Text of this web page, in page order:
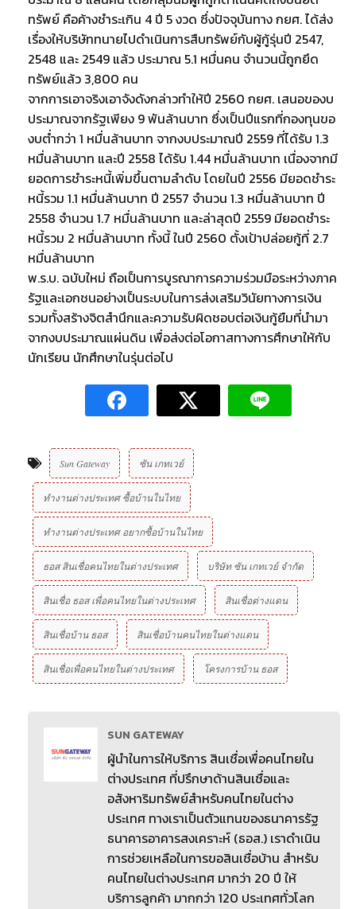
ทรัพย์ คือค้างชำระเกิน 4 ปี 5 งวด ซึ่งปัจจุบันทาง กยศ. ได้ส่ง
เรื่องให้บริษัททนายไปดำเนินการสืบทรัพย์กับผู้กู้รุ่นปี 2547,
2548 และ 2549 แล้ว ประมาณ 5.1 หมื่นคน จำนวนนี้ถูกยึด
ทรัพย์แล้ว 3,800 คน
จากการเอาจริงเอาจังดังกล่าวทำให้ปี 2560 กยศ. เสนอของบ
ประมาณจากรัฐเพียง 9 พันล้านบาท ซึ่งเป็นปีแรกที่กองทุนขอ
งบต่ำกว่า 1 หมื่นล้านบาท จากงบประมาณปี 2559 ที่ได้รับ 1.3
หมื่นล้านบาท และปี 2558 ได้รับ 1.44 หมื่นล้านบาท เนื่องจากมี
ยอดการชำระหนี้เพิ่มขึ้นตามลำดับ โดยในปี 2556 มียอดชำระ
หนี้รวม 1.1 หมื่นล้านบาท ปี 2557 จำนวน 1.3 หมื่นล้านบาท ปี
2558 จำนวน 1.7 หมื่นล้านบาท และล่าสุดปี 2559 มียอดชำระ
หนี้รวม 2 หมื่นล้านบาท ทั้งนี้ ในปี 2560 ตั้งเป้าปล่อยกู้ที่ 2.7
หมื่นล้านบาท
พ.ร.บ. ฉบับใหม่ ถือเป็นการบูรณาการความร่วมมือระหว่างภาค
รัฐและเอกชนอย่างเป็นระบบในการส่งเสริมวินัยทางการเงิน
รวมทั้งสร้างจิตสำนึกและความรับผิดชอบต่อเงินกู้ยืมที่นำมา
จากงบประมาณแผ่นดิน เพื่อส่งต่อโอกาสทางการศึกษาให้กับ
นักเรียน นักศึกษาในรุ่นต่อไป
Sun Gateway ซัน เกทเวย์
ทำงานต่างประเทศ ซื้อบ้านในไทย
ทำงานต่างประเทศ อยากซื้อบ้านในไทย
ธอส สินเชื่อคนไทยในต่างประเทศ บริษัท ซัน เกทเวย์ จํากัด
สินเชื่อ ธอส เพื่อคนไทยในต่างประเทศ สินเชื่อต่างแดน
สินเชื่อบ้าน ธอส สินเชื่อบ้านคนไทยในต่างแดน
สินเชื่อเพื่อคนไทยในต่างประเทศ โครงการบ้าน ธอส
SUN GATEWAY
ผู้นำในการให้บริการ สินเชื่อเพื่อคนไทยใน
ต่างประเทศ ที่ปรึกษาด้านสินเชื่อและ
อสังหาริมทรัพย์สำหรับคนไทยในต่าง
ประเทศ ทางเราเป็นตัวแทนของธนาคารรัฐ
ธนาคารอาคารสงเคราะห์ (ธอส.) เราดำเนิน
การช่วยเหลือในการขอสินเชื่อบ้าน สำหรับ
คนไทยในต่างประเทศ มากว่า 20 ปี ให้
บริการลูกค้า มากกว่า 120 ประเทศทั่วโลก